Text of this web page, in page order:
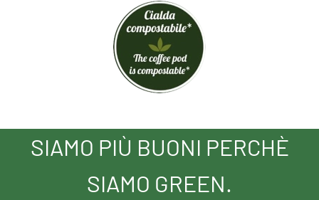
SIAMO PIÙ BUONI PERCHÈ
SIAMO GREEN.